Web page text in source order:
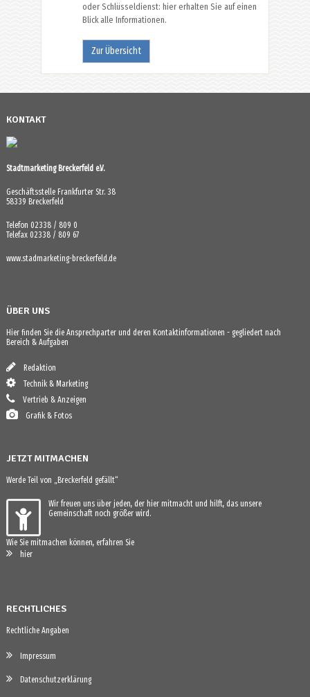
oder Schlüsseldienst: hier erhalten Sie auf einen
Blick alle Informationen.
Zur Übersicht
KONTAKT
Stadtmarketing Breckerfeld e.V.
Geschäftsstelle Frankfurter Str. 38
58339 Breckerfeld
Telefon 02338 / 809 0
Telefax 02338 / 809 67
www.stadmarketing-breckerfeld.de
ÜBER UNS
Hier finden Sie die Ansprechparter und deren Kontaktinformationen - gegliedert nach
Bereich & Aufgaben
Redaktion
Technik & Marketing
Vertrieb & Anzeigen
Grafik & Fotos
JETZT MITMACHEN
Werde Teil von „Breckerfeld gefällt“
Wir freuen uns über jeden, der hier mitmacht und hilft, das unsere
Gemeinschaft noch größer wird.
Wie Sie mitmachen können, erfahren Sie
hier
RECHTLICHES
Rechtliche Angaben
Impressum
Datenschutzerklärung